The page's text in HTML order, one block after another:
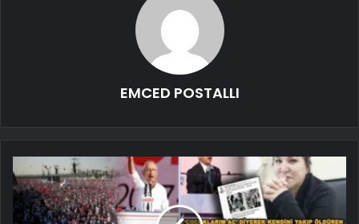
EMCED POSTALLI